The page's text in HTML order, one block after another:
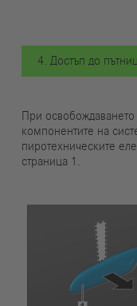
4. Достъп до
При освобождаването
компонентите на
пиротехническите
страница 1.